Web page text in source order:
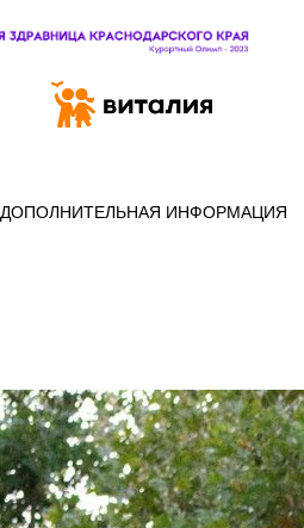
ДОПОЛНИТЕЛЬНАЯ ИНФОРМАЦИЯ